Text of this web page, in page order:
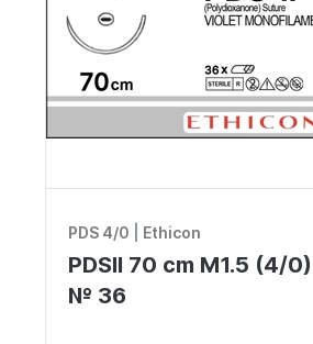
PDS 4/0 Ethicon
PDSII 70 cm M1.5 (4/
№ 36